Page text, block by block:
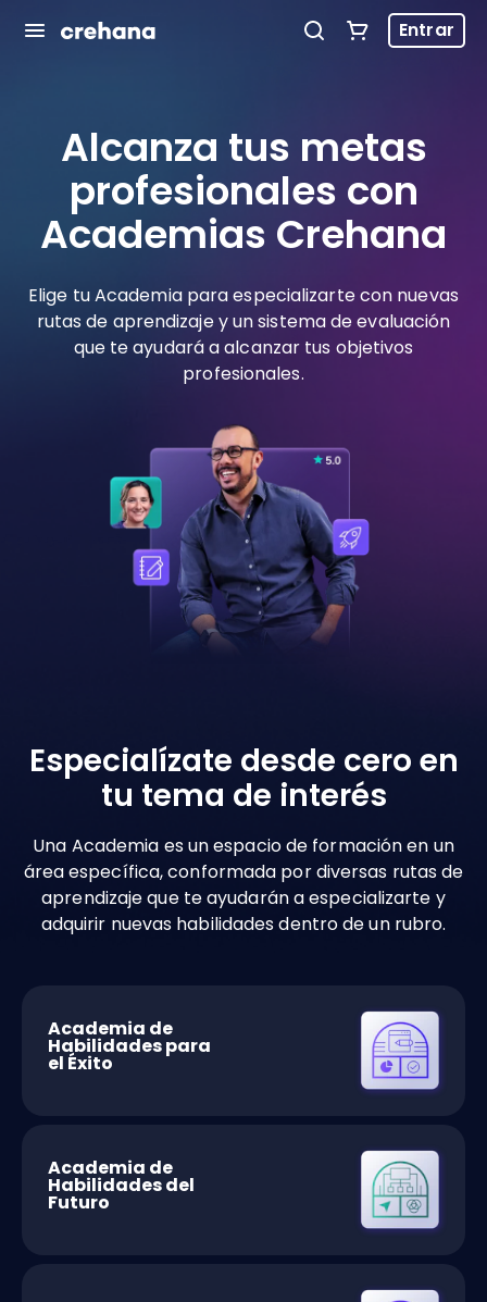
Entrar
Alcanza tus metas
profesionales con
Academias Crehana
Elige tu Academia para especializarte con nuevas
rutas de aprendizaje y un sistema de evaluación
que te ayudará a alcanzar tus objetivos
profesionales.
Especialízate desde cero en
tu tema de interés
Una Academia es un espacio de formación en un
área específica, conformada por diversas rutas de
aprendizaje que te ayudarán a especializarte y
adquirir nuevas habilidades dentro de un rubro.
Academia de
Habilidades para
el Éxito
Academia de
Habilidades del
Futuro